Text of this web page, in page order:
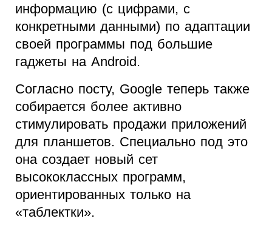
информацию (с цифрами, с
конкретными данными) по адаптации
своей программы под большие
гаджеты на Android.
Согласно посту, Google теперь также
собирается более активно
стимулировать продажи приложений
для планшетов. Специально под это
она создает новый сет
высококлассных программ,
ориентированных только на
«таблектки».